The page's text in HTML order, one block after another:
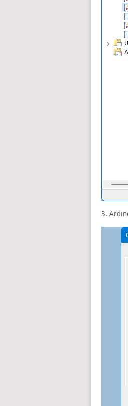
3.